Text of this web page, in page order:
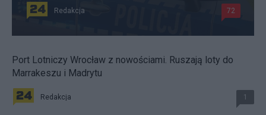
Redakcja 72
Port Lotniczy Wrocław z nowościami. Ruszają loty do
Marrakeszu i Madrytu
Redakcja 1